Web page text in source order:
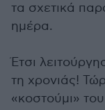
τα σχετικά
ημέρα.
Έτσι
τη χρονιάς!
«κοστούμι»